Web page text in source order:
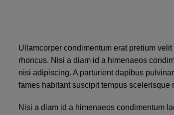
Ullamcorper condimentum erat pretium
rhoncus. Nisi a diam id a himenaeos
nisi adipiscing. A parturient dapibus
fames habitant suscipit tempus
Nisi a diam id a himenaeos condimentum